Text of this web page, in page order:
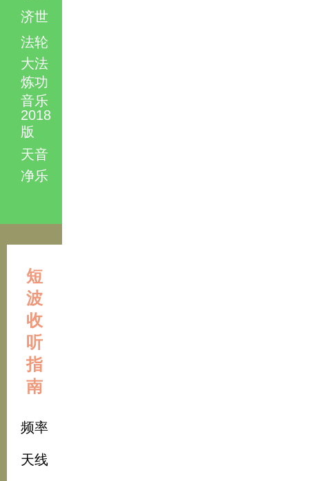
济世
法轮
大法
炼功
音乐
2018
版
天音
净乐
短
波
收
听
指
南
频率
天线